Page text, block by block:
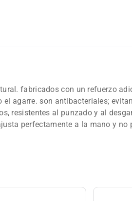
fabricados con un refuerzo
agarre. son antibacteriales;
resistentes al punzado y al
perfectamente a la mano y